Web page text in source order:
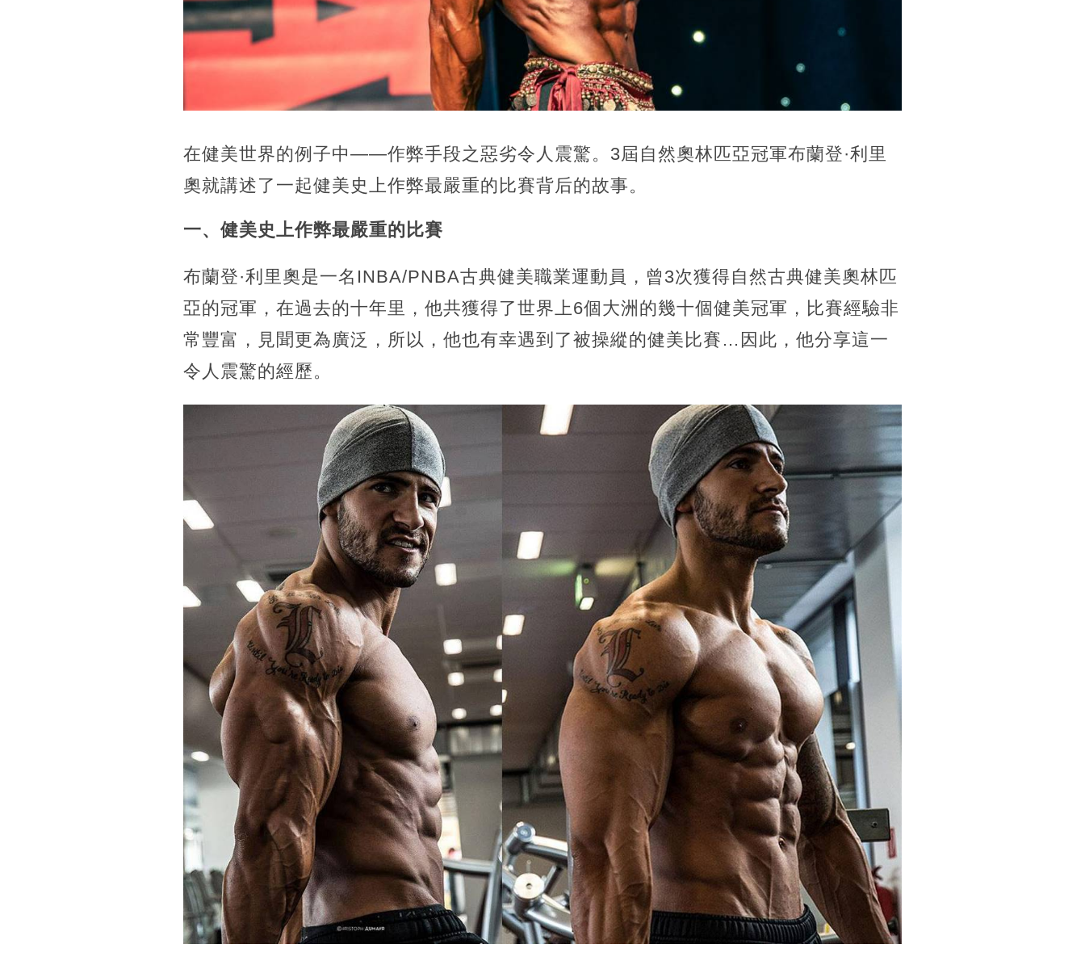
在健美世界的例子中——作弊手段之惡劣令人震驚。3屆自然奧林匹亞冠軍布蘭登·利里
奧就講述了一起健美史上作弊最嚴重的比賽背后的故事。
一、健美史上作弊最嚴重的比賽
布蘭登·利里奧是一名INBA/PNBA古典健美職業運動員，曾3次獲得自然古典健美奧林匹
亞的冠軍，在過去的十年里，他共獲得了世界上6個大洲的幾十個健美冠軍，比賽經驗非
常豐富，見聞更為廣泛，所以，他也有幸遇到了被操縱的健美比賽…因此，他分享這一
令人震驚的經歷。